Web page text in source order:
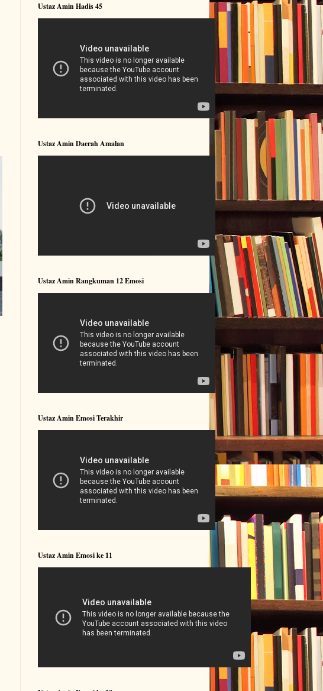
Ustaz Amin Hadis 45
Ustaz Amin Daerah Amalan
Ustaz Amin Rangkuman 12 Emosi
Ustaz Amin Emosi Terakhir
Ustaz Amin Emosi ke 11